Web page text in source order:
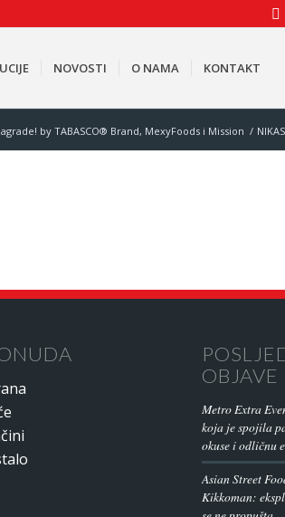
NOVOSTI O NAMA KONTAKT
by TABASCO® Brand, MexyFoods i Mission /
OBJAVE
Metro Extra
koja je spojila
okuse i odličnu
Asian Street
Kikkoman: